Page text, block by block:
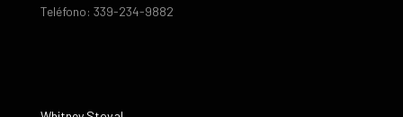
Teléfono: 339-234-9882